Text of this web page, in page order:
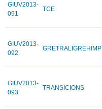
GIUV2013-
091
TCE
GIUV2013-
092
GRETRALIGREHIMP
GIUV2013-
093
TRANSICIONS